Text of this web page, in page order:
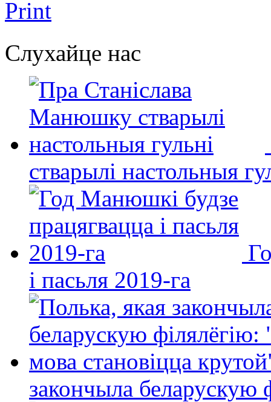
Print
Слухайце нас
стварылі настольныя
і пасьля 2019-га
закончыла беларускую